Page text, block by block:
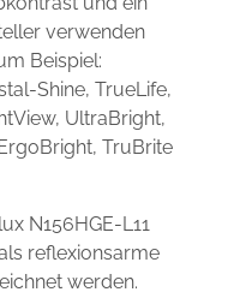
verwenden
Beispiel:
Shine, TrueLife,
UltraBright,
TruBrite
N156HGE-L11
reflexionsarme
werden.